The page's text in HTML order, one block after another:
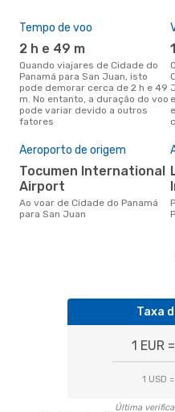
Tempo de voo
2 h e 49 m
Quando viajares de Cidade do
Panamá para San Juan, isto
pode demorar cerca de 2 h e 49
m. No entanto, a duração do voo
pode variar devido a outros
fatores
O melhor preço para voos de
Aeroporto de origem
Tocumen International
Airport
Ao voar de Cidade do Panamá
para San Juan
Luis
Para a rota de Cidade do
Taxa
1 EUR
1 USD
Última